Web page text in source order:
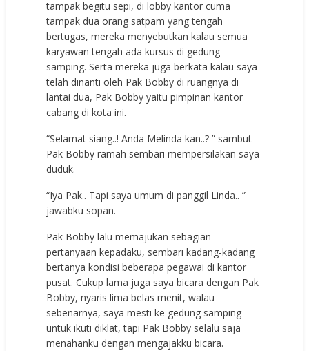
tampak begitu sepi, di lobby kantor cuma
tampak dua orang satpam yang tengah
bertugas, mereka menyebutkan kalau semua
karyawan tengah ada kursus di gedung
samping. Serta mereka juga berkata kalau saya
telah dinanti oleh Pak Bobby di ruangnya di
lantai dua, Pak Bobby yaitu pimpinan kantor
cabang di kota ini.
“Selamat siang..! Anda Melinda kan..? ” sambut
Pak Bobby ramah sembari mempersilakan saya
duduk.
“Iya Pak.. Tapi saya umum di panggil Linda.. ”
jawabku sopan.
Pak Bobby lalu memajukan sebagian
pertanyaan kepadaku, sembari kadang-kadang
bertanya kondisi beberapa pegawai di kantor
pusat. Cukup lama juga saya bicara dengan Pak
Bobby, nyaris lima belas menit, walau
sebenarnya, saya mesti ke gedung samping
untuk ikuti diklat, tapi Pak Bobby selalu saja
menahanku dengan mengajakku bicara.